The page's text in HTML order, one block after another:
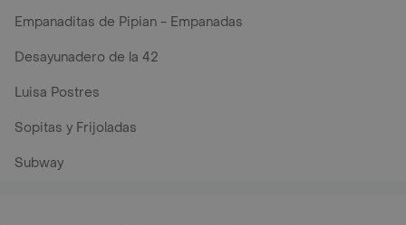
Empanaditas de Pipian - Empanadas
Desayunadero de la 42
Luisa Postres
Sopitas y Frijoladas
Subway